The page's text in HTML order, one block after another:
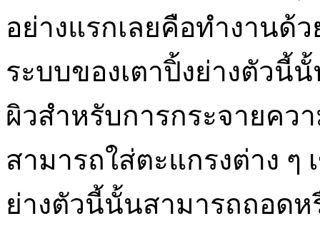
อย่างแรกเลยคือทำงานด้
ระบบของเตาปิ้งย่างตัวนี้
ผิวสำหรับการกระจายคว
สามารถใส่ตะแกรงต่าง ๆ
ย่างตัวนี้นั้นสามารถถอดห